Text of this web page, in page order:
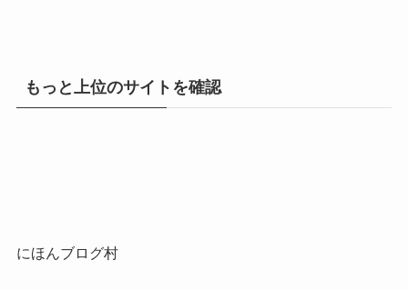
もっと上位のサイトを確認
にほんブログ村